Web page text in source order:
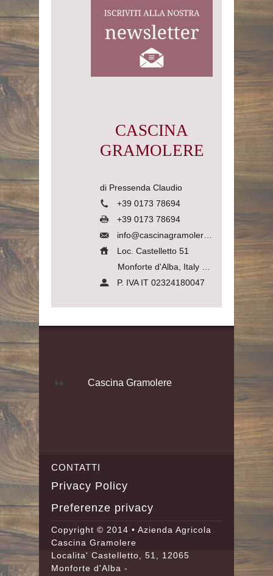
CASCINA
GRAMOLERE
di Pressenda Claudio
+39 0173 78694
+39 0173 78694
info@cascinagramolere.com
Loc. Castelletto 51
Monforte d'Alba, Italy
P. IVA IT 02324180047
Cascina Gramolere
CONTATTI
Privacy Policy
Preferenze privacy
Copyright © 2014 • Azienda Agricola
Cascina Gramolere
Localita' Castelletto, 51, 12065
Monforte d'Alba -